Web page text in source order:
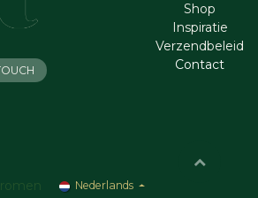
Shop
Inspiratie
Verzendbeleid
Cont​act
Nederlands